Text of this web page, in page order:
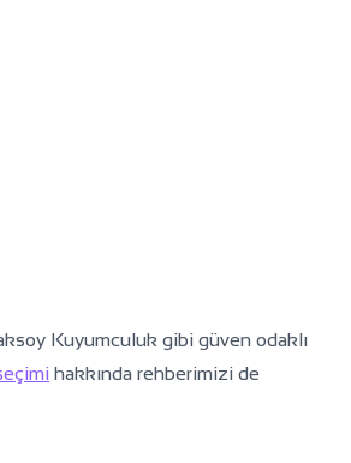
Kuyumculuk gibi güven odaklı
hakkında rehberimizi de